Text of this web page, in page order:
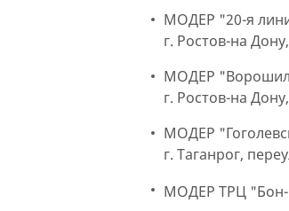
МОДЕР "20-я
г. Ростов-на
МОДЕР
г. Ростов-на
МОДЕР
г. Таганрог,
МОДЕР ТРЦ "Бон-